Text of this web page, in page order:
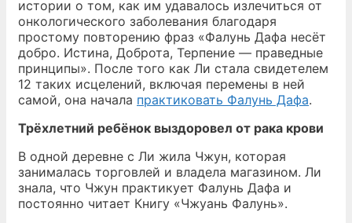
истории о том, как им удавалось излечиться от
онкологического заболевания благодаря
простому повторению фраз «Фалунь Дафа несёт
добро. Истина, Доброта, Терпение — праведные
принципы». После того как Ли стала свидетелем
12 таких исцелений, включая перемены в ней
самой, она начала практиковать Фалунь Дафа.
Трёхлетний ребёнок выздоровел от рака крови
В одной деревне с Ли жила Чжун, которая
занималась торговлей и владела магазином. Ли
знала, что Чжун практикует Фалунь Дафа и
постоянно читает Книгу «Чжуань Фалунь».